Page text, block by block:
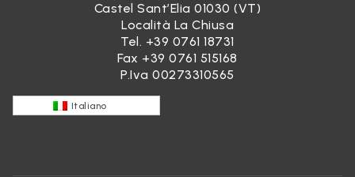
Castel Sant’Elia 01030 (VT)
Località La Chiusa
Tel. +39 0761 18731
Fax +39 0761 515168
P.Iva 00273310565
Italiano